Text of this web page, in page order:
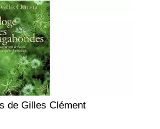
de Gilles Clément